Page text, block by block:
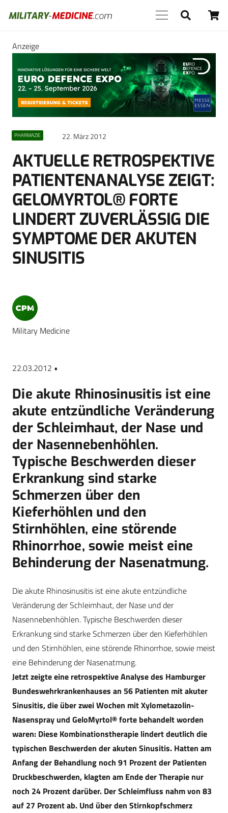
Anzeige
PHARMAZIE 22. März 2012
AKTUELLE RETROSPEKTIVE
PATIENTENANALYSE ZEIGT:
GELOMYRTOL® FORTE
LINDERT ZUVERLÄSSIG DIE
SYMPTOME DER AKUTEN
SINUSITIS
Military Medicine
22.03.2012 •
Die akute Rhinosinusitis ist eine
akute entzündliche Veränderung
der Schleimhaut, der Nase und
der Nasennebenhöhlen.
Typische Beschwerden dieser
Erkrankung sind starke
Schmerzen über den
Kieferhöhlen und den
Stirnhöhlen, eine störende
Rhinorrhoe, sowie meist eine
Behinderung der Nasenatmung.
Die akute Rhinosinusitis ist eine akute entzündliche
Veränderung der Schleimhaut, der Nase und der
Nasennebenhöhlen. Typische Beschwerden dieser
Erkrankung sind starke Schmerzen über den Kieferhöhlen
und den Stirnhöhlen, eine störende Rhinorrhoe, sowie meist
eine Behinderung der Nasenatmung.
Jetzt zeigte eine retrospektive Analyse des Hamburger
Bundeswehrkrankenhauses an 56 Patienten mit akuter
Sinusitis, die über zwei Wochen mit Xylometazolin-
Nasenspray und GeloMyrtol® forte behandelt worden
waren: Diese Kombinationstherapie lindert deutlich die
typischen Beschwerden der akuten Sinusitis. Hatten am
Anfang der Behandlung noch 91 Prozent der Patienten
Druckbeschwerden, klagten am Ende der Therapie nur
noch 24 Prozent darüber. Der Schleimfluss nahm von 83
auf 27 Prozent ab. Und über den Stirnkopfschmerz